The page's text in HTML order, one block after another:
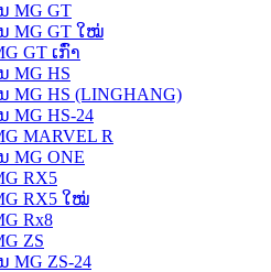
MG GT
MG GT ໃໝ່
GT ເກົ່າ
MG HS
MG HS (LINGHANG)
MG HS-24
MARVEL R
MG ONE
RX5
RX5 ໃໝ່
Rx8
ZS
MG ZS-24